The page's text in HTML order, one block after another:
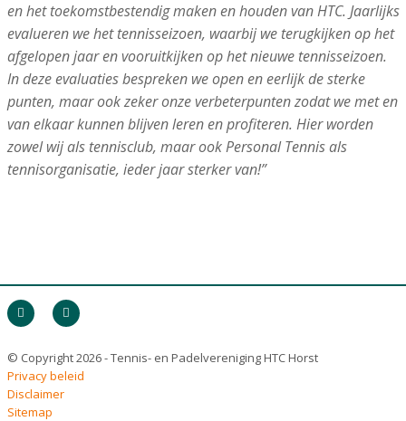
en het toekomstbestendig maken en houden van HTC. Jaarlijks
evalueren we het tennisseizoen, waarbij we terugkijken op het
afgelopen jaar en vooruitkijken op het nieuwe tennisseizoen.
In deze evaluaties bespreken we open en eerlijk de sterke
punten, maar ook zeker onze verbeterpunten zodat we met en
van elkaar kunnen blijven leren en profiteren. Hier worden
zowel wij als tennisclub, maar ook Personal Tennis als
tennisorganisatie, ieder jaar sterker van!”
© Copyright 2026 - Tennis- en Padelvereniging HTC Horst
Privacy beleid
Disclaimer
Sitemap